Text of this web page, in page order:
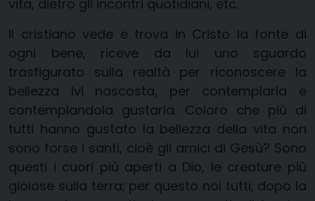
vita, dietro gli incontri quotidiani, etc.
Il cristiano vede e trova in Cristo la fonte di
ogni bene, riceve da lui uno sguardo
trasfigurato sulla realtà per riconoscere la
bellezza ivi nascosta, per contemplarla e
contemplandola gustarla. Coloro che più di
tutti hanno gustato la bellezza della vita non
sono forse i santi, cioè gli amici di Gesù? Sono
questi i cuori più aperti a Dio, le creature più
gioiose sulla terra; per questo noi tutti, dopo la